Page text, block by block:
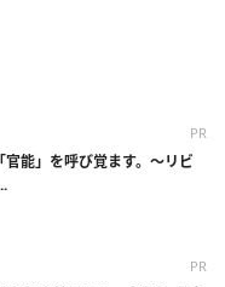
PR
能」を呼び覚ます。～リビ
PR